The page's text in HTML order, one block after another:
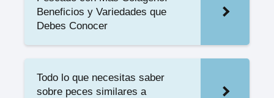
Beneficios y Variedades que
Debes Conocer
Todo lo que necesitas saber
sobre peces similares a